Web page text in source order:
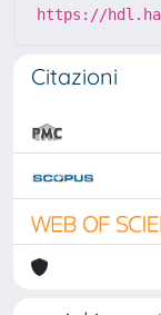
https://
Citazioni